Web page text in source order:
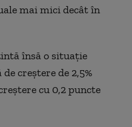
mai mici decât în
însă o situaţie
creştere de 2,5%
cu 0,2 puncte